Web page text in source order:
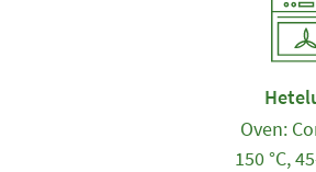
Oven:
150 °C,